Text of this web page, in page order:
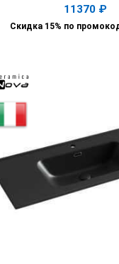
11370 ₽
Скидка 15% по